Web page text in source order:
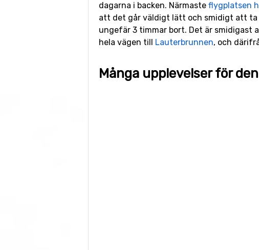
dagarna i backen. Närmaste flygplatsen
att det går väldigt lätt och smidigt att ta
ungefär 3 timmar bort. Det är smidigast
hela vägen till Lauterbrunnen, och
Många upplevelser för
För att komma upp till högre höjder kan